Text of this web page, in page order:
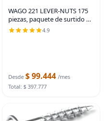
WAGO 221 LEVER-NUTS 175
piezas, paquete de surtido de
conectores de cable
4.9
Desde $ 99.444 /mes
Total: $ 397.777